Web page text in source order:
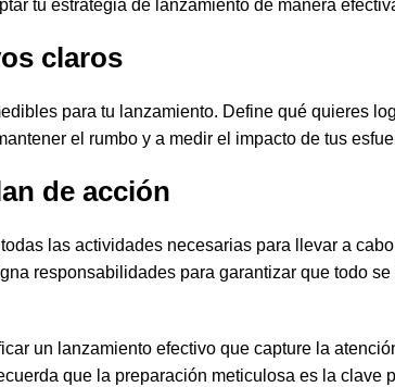
tu estrategia de lanzamiento de manera
claros
para tu lanzamiento. Define qué quieres
el rumbo y a medir el impacto de tus
de acción
las actividades necesarias para llevar a
responsabilidades para garantizar que todo
un lanzamiento efectivo que capture la
que la preparación meticulosa es la clave